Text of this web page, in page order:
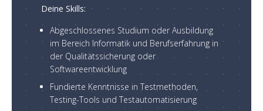
Deine Skills:
Abgeschlossenes Studium oder Ausbildung
im Bereich Informatik und Berufserfahrung in
der Qualitätssicherung oder
Softwareentwicklung
Fundierte Kenntnisse in Testmethoden,
Testing-Tools und Testautomatisierung